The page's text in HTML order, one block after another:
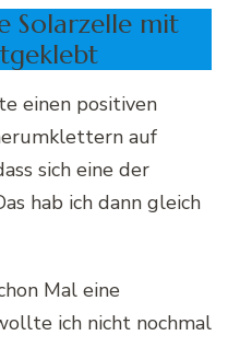
Solarzelle mit
einen positiven
auf
sich eine der
hab ich dann gleich
Mal eine
ich nicht nochmal